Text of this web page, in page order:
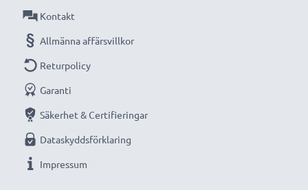
Kontakt
Allmänna affärsvillkor
Returpolicy
Garanti
Säkerhet & Certifieringar
Dataskyddsförklaring
Impressum